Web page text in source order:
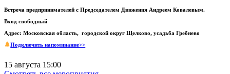
Встреча предпринимателей с Председателем Движения Андреем Ковалевым.
Вход свободный
Адрес: Московская область, городской округ Щелково, усадьба Гребнево
Подключить напоминание>>
15 августа 15:00